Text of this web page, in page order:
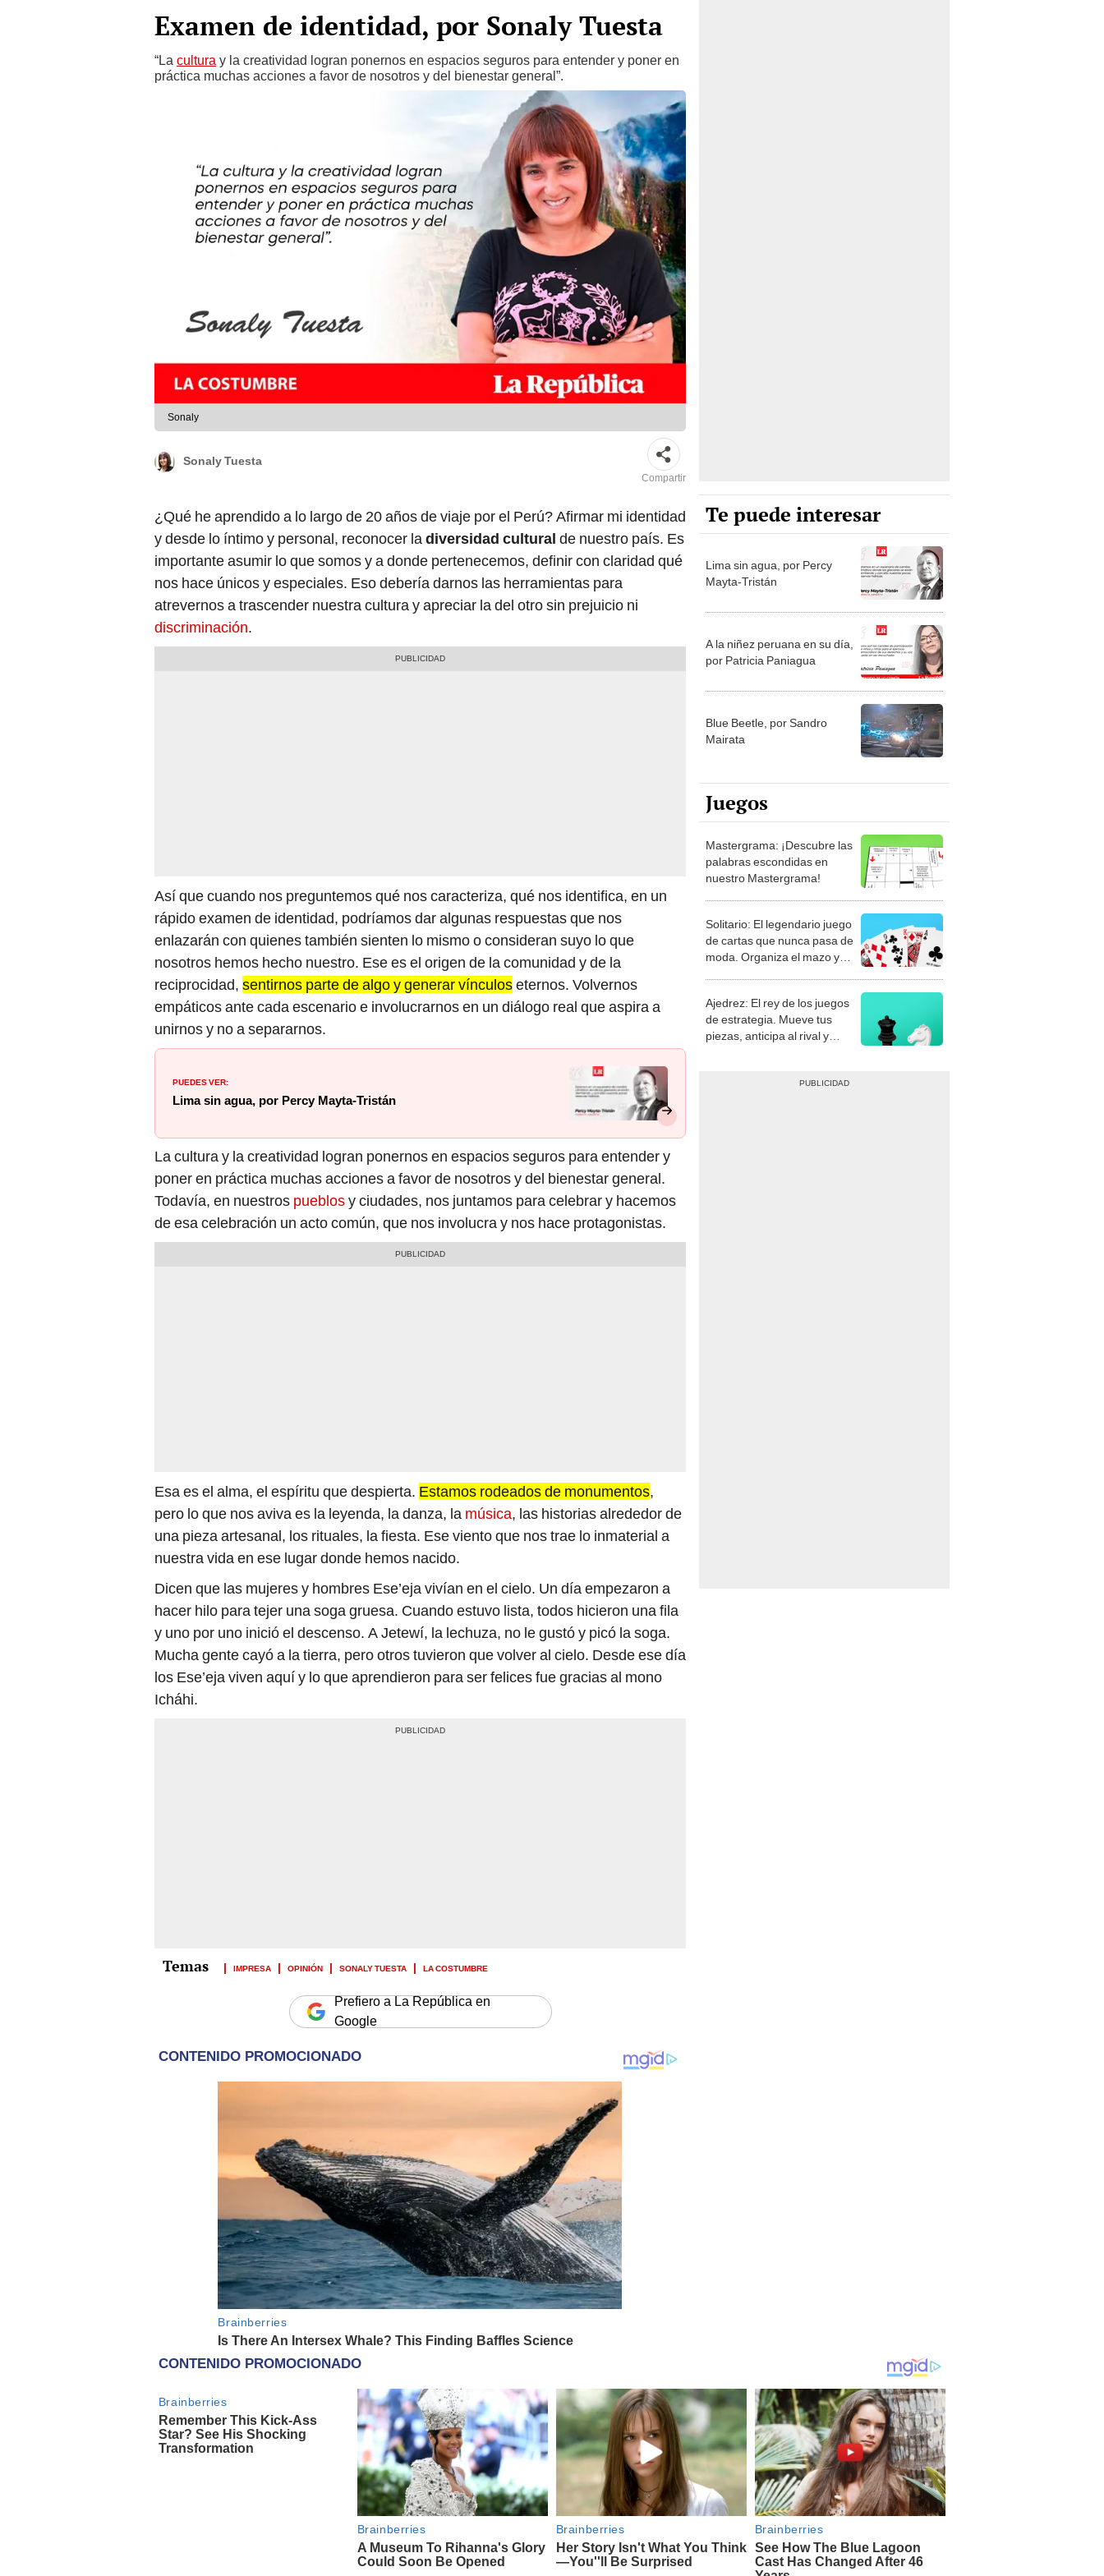
Examen de identidad, por Sonaly Tuesta
“La cultura y la creatividad logran ponernos en espacios seguros para entender y poner en
práctica muchas acciones a favor de nosotros y del bienestar general”.
Sonaly
Sonaly Tuesta
Compartir
¿Qué he aprendido a lo largo de 20 años de viaje por el Perú? Afirmar mi identidad
y desde lo íntimo y personal, reconocer ladiversidad cultural de nuestro país. Es
importante asumir lo que somos y a donde pertenecemos, definir con claridad qué
nos hace únicos y especiales. Eso debería darnos las herramientas para
atrevernos a trascender nuestra cultura y apreciar la del otro sin prejuicio ni
discriminación.
Así que cuando nos preguntemos qué nos caracteriza, qué nos identifica, en un
rápido examen de identidad, podríamos dar algunas respuestas que nos
enlazarán con quienes también sienten lo mismo o consideran suyo lo que
nosotros hemos hecho nuestro. Ese es el origen de la comunidad y de la
reciprocidad, sentirnos parte de algo y generar vínculoseternos. Volvernos
empáticos ante cada escenario e involucrarnos en un diálogo real que aspira a
unirnos y no a separarnos.
PUEDES VER:
Lima sin agua, por Percy Mayta-Tristán
La cultura y la creatividad logran ponernos en espacios seguros para entender y
poner en práctica muchas acciones a favor de nosotros y del bienestar general.
Todavía, en nuestros pueblosy ciudades, nos juntamos para celebrar y hacemos
de esa celebración un acto común, que nos involucra y nos hace protagonistas.
Esa es el alma, el espíritu que despierta. Estamos rodeados de monumentos,
pero lo que nos aviva es la leyenda, la danza, la música, las historias alrededor de
una pieza artesanal, los rituales, la fiesta. Ese viento que nos trae lo inmaterial a
nuestra vida en ese lugar donde hemos nacido.
Dicen que las mujeres y hombres Ese’eja vivían en el cielo. Un día empezaron a
hacer hilo para tejer una soga gruesa. Cuando estuvo lista, todos hicieron una fila
y uno por uno inició el descenso. A Jetewí, la lechuza, no le gustó y picó la soga.
Mucha gente cayó a la tierra, pero otros tuvieron que volver al cielo. Desde ese día
los Ese’eja viven aquí y lo que aprendieron para ser felices fue gracias al mono
Icháhi.
IMPRESA OPINIÓN SONALY TUESTA LA COSTUMBRE
Prefiero a La República en
Google
Te puede interesar
Lima sin agua, por Percy
Mayta-Tristán
A la niñez peruana en su día,
por Patricia Paniagua
Blue Beetle, por Sandro
Mairata
Juegos
Mastergrama: ¡Descubre las
palabras escondidas en
nuestro Mastergrama!
Solitario: El legendario juego
de cartas que nunca pasa de
moda. Organiza el mazo y
Ajedrez: El rey de los juegos
de estrategia. Mueve tus
piezas, anticipa al rival y